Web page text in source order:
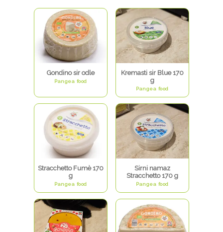
Gondino sir odle
Pangea food
Kremasti sir Blue 170
g
Pangea food
Stracchetto Fumè 170
g
Pangea food
Sirni namaz
Stracchetto 170 g
Pangea food